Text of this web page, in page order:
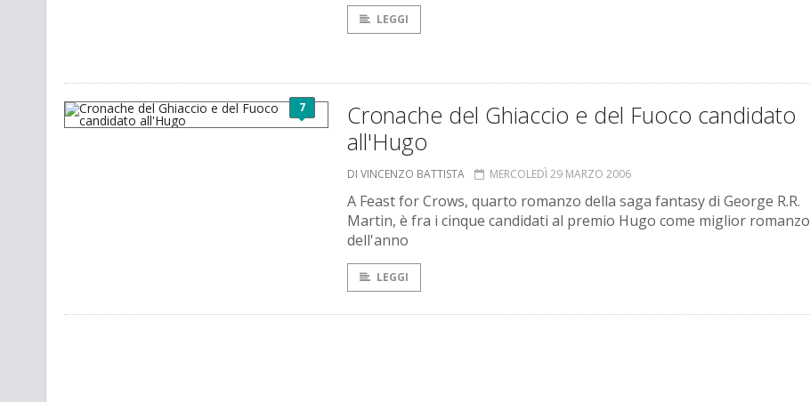
LEGGI
7
Cronache del Ghiaccio e del Fuoco candidato
all'Hugo
DI VINCENZO BATTISTA MERCOLEDÌ 29 MARZO 2006
A Feast for Crows, quarto romanzo della saga fantasy di George R.R.
Martin, è fra i cinque candidati al premio Hugo come miglior romanzo
dell'anno
LEGGI